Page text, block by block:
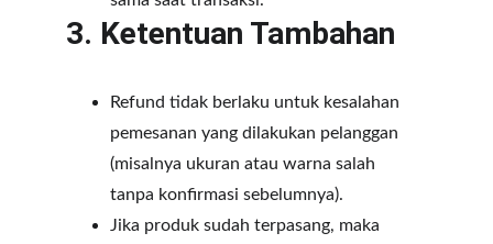
3. Ketentuan Tambahan
Refund tidak berlaku untuk kesalahan
pemesanan yang dilakukan pelanggan
(misalnya ukuran atau warna salah
tanpa konfirmasi sebelumnya).
Jika produk sudah terpasang, maka